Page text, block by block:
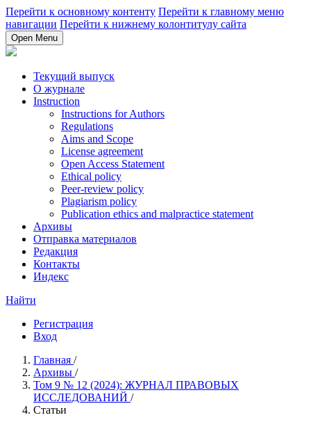
Перейти к основному контенту Перейти к главному меню
навигации Перейти к нижнему колонтитулу сайта
Open Menu
Текущий выпуск
О журнале
Instruction
Instructions for Authors
Regulations
Aims and Scope
License agreement
Open Access Statement
Ethical policy
Peer-review policy
Plagiarism policy
Publication ethics and malpractice statement
Архивы
Отправка материалов
Редакция
Контакты
Индекс
Найти
Регистрация
Вход
Главная /
Архивы /
Том 9 № 12 (2024): ЖУРНАЛ ПРАВОВЫХ
ИССЛЕДОВАНИЙ /
Статьи